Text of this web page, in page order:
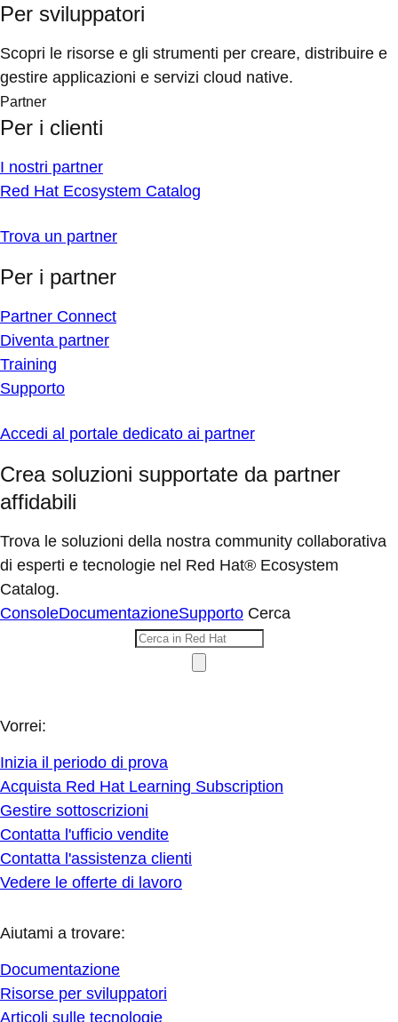
Per sviluppatori
Scopri le risorse e gli strumenti per creare, distribuire e
gestire applicazioni e servizi cloud native.
Partner
Per i clienti
I nostri partner
Red Hat Ecosystem Catalog
Trova un partner
Per i partner
Partner Connect
Diventa partner
Training
Supporto
Accedi al portale dedicato ai partner
Crea soluzioni supportate da partner
affidabili
Trova le soluzioni della nostra community collaborativa
di esperti e tecnologie nel Red Hat® Ecosystem
Catalog.
ConsoleDocumentazioneSupporto Cerca
Vorrei:
Inizia il periodo di prova
Acquista Red Hat Learning Subscription
Gestire sottoscrizioni
Contatta l'ufficio vendite
Contatta l'assistenza clienti
Vedere le offerte di lavoro
Aiutami a trovare:
Documentazione
Risorse per sviluppatori
Articoli sulle tecnologie